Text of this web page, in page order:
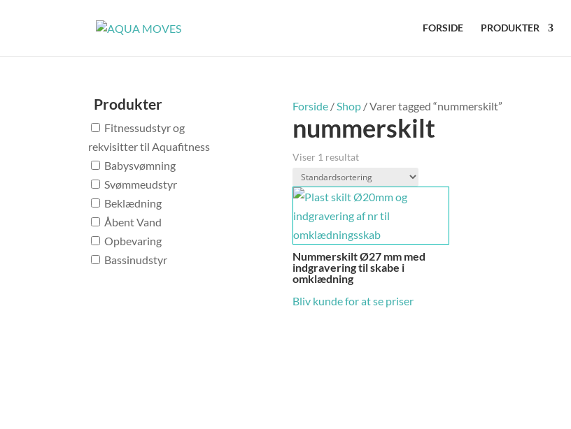
FORSIDE PRODUKTER
Forside/Shop/ Varer tagged “nummerskilt”
nummerskilt
Viser 1 resultat
Nummerskilt Ø27 mm med
indgravering til skabe i
omklædning
Bliv kunde for at se priser
Produkter
Fitnessudstyr og
rekvisitter til Aquafitness
Babysvømning
Svømmeudstyr
Beklædning
Åbent Vand
Opbevaring
Bassinudstyr